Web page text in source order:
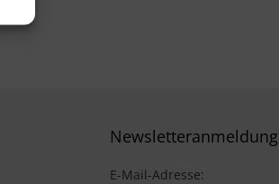
Newsletteranmeldung
E-Mail-Adresse: